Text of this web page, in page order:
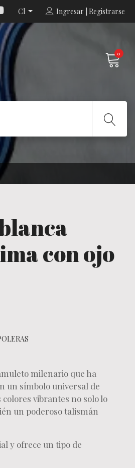
Cl Ingresar | Registrarse
0
con ojo
milenario que ha
un símbolo universal de
vibrantes no solo lo
un poderoso talismán
y ofrece un tipo de